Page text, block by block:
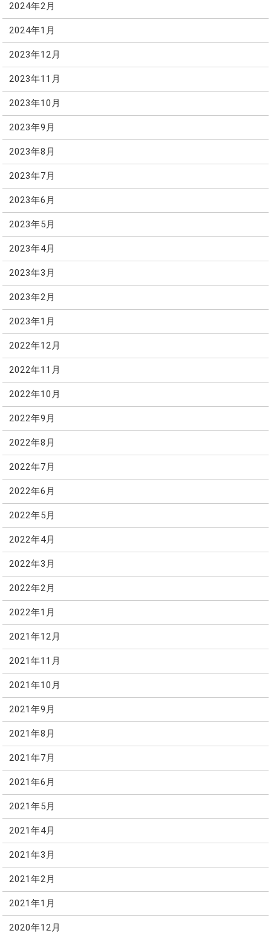
2024年2月
2024年1月
2023年12月
2023年11月
2023年10月
2023年9月
2023年8月
2023年7月
2023年6月
2023年5月
2023年4月
2023年3月
2023年2月
2023年1月
2022年12月
2022年11月
2022年10月
2022年9月
2022年8月
2022年7月
2022年6月
2022年5月
2022年4月
2022年3月
2022年2月
2022年1月
2021年12月
2021年11月
2021年10月
2021年9月
2021年8月
2021年7月
2021年6月
2021年5月
2021年4月
2021年3月
2021年2月
2021年1月
2020年12月